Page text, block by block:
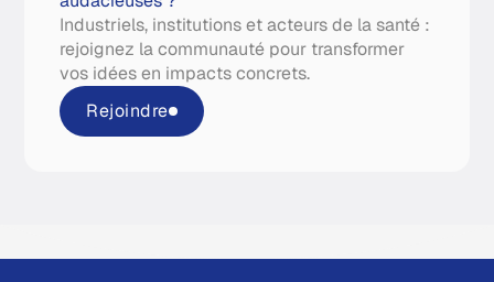
Industriels, institutions et acteurs de la santé :
rejoignez la communauté pour transformer
vos idées en impacts concrets.
Rejoindre